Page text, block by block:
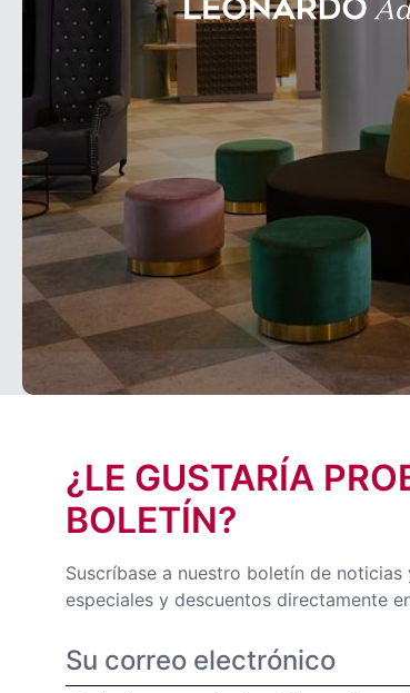
¿LE GUSTARÍA
BOLETÍN?
Suscríbase a nuestro boletín de
especiales y descuentos directamente